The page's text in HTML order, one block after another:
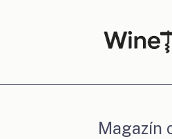
Magazín